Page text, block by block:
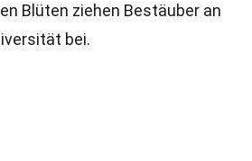
Blüten ziehen Bestäuber an
bei.